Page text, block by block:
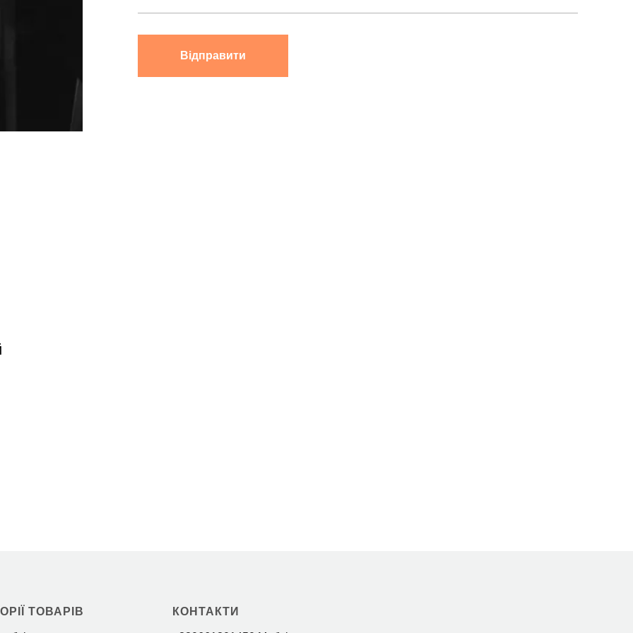
Відправити
ТОВАРІВ КОНТАКТИ